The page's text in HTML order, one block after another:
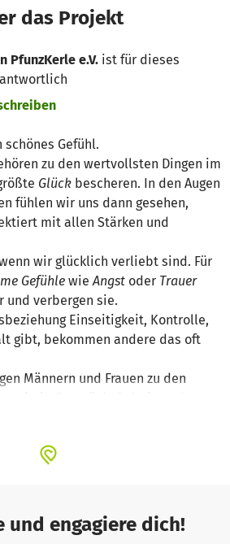
das Projekt
PfunzKerle e.V. ist für dieses
schönes Gefühl.
zu den wertvollsten Dingen im
Glück bescheren. In den Augen
fühlen wir uns dann gesehen,
mit allen Stärken und
wir glücklich verliebt sind. Für
Gefühle wieAngst oder Trauer
und verbergen sie.
Einseitigkeit, Kontrolle,
gibt, bekommen andere das oft
Männern und Frauen zu den
können unterschiedliche Meinungen
wir verschiedene Methoden um
und Herz einzubeziehen. -Wir
und engagiere dich!